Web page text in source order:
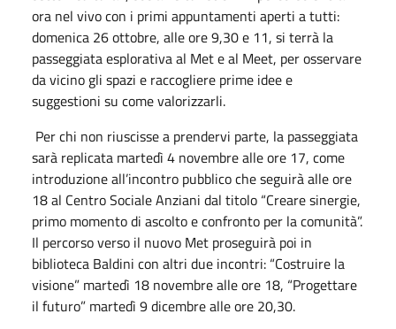
ora nel vivo con i primi appuntamenti aperti a tutti:
domenica 26 ottobre, alle ore 9,30 e 11, si terrà la
passeggiata esplorativa al Met e al Meet, per osservare
da vicino gli spazi e raccogliere prime idee e
suggestioni su come valorizzarli.
Per chi non riuscisse a prendervi parte, la passeggiata
sarà replicata martedì 4 novembre alle ore 17, come
introduzione all’incontro pubblico che seguirà alle ore
18 al Centro Sociale Anziani dal titolo “Creare sinergie,
primo momento di ascolto e confronto per la comunità”.
Il percorso verso il nuovo Met proseguirà poi in
biblioteca Baldini con altri due incontri: “Costruire la
visione” martedì 18 novembre alle ore 18, “Progettare
il futuro” martedì 9 dicembre alle ore 20,30.